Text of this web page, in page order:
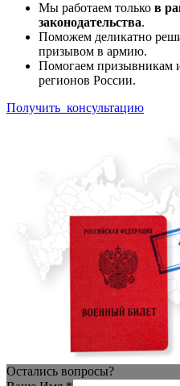
Мы работаем только в
законодательства.
Поможем деликатно
призывом в армию.
Помогаем призывникам
регионов России.
Получить консультацию
Остались вопросы?